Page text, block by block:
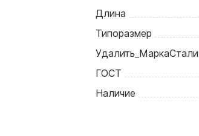
Длина
Типоразмер
Удалить_МаркаСтали
ГОСТ
Наличие